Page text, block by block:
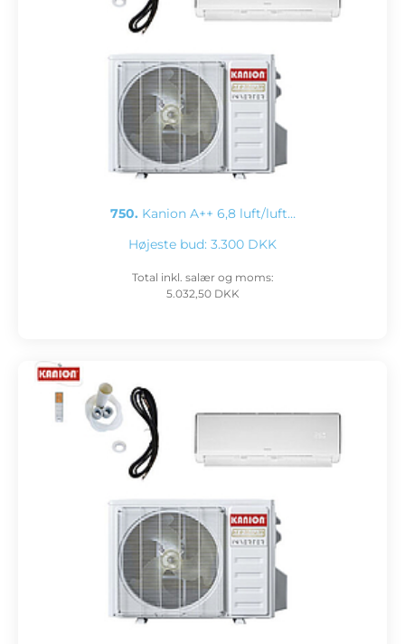
750. Kanion A++ 6,8 luft/luft…
Højeste bud: 3.300 DKK
Total inkl. salær og moms:
5.032,50 DKK